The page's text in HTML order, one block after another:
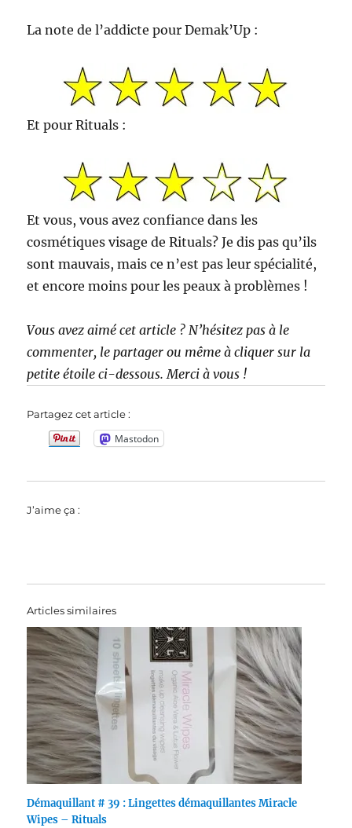
La note de l’addicte pour Demak’Up :
Et pour Rituals :
Et vous, vous avez confiance dans les
cosmétiques visage de Rituals? Je dis pas qu’ils
sont mauvais, mais ce n’est pas leur spécialité,
et encore moins pour les peaux à problèmes !
Vous avez aimé cet article ? N’hésitez pas à le
commenter, le partager ou même à cliquer sur la
petite étoile ci-dessous. Merci à vous !
Partagez cet article :
Mastodon
J’aime ça :
Articles similaires
Démaquillant # 39 : Lingettes démaquillantes Miracle
Wipes – Rituals